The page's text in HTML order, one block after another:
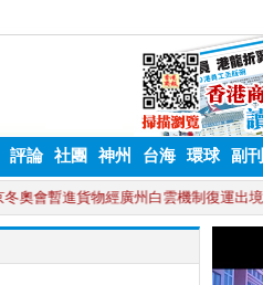
評論 社團 神州 台海 環球 副刊